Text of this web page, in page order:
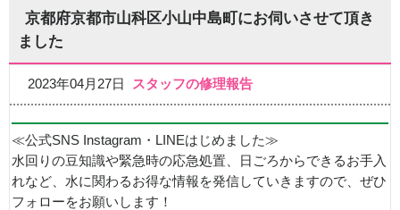
京都府京都市山科区小山中島町にお伺いさせて頂き
ました
2023年04月27日 スタッフの修理報告
≪公式SNS Instagram・LINEはじめました≫
水回りの豆知識や緊急時の応急処置、日ごろからできるお手入
れなど、水に関わるお得な情報を発信していきますので、ぜひ
フォローをお願いします！